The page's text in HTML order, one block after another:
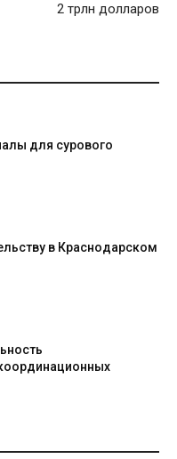
2 трлн долларов
для сурового
в Краснодарском